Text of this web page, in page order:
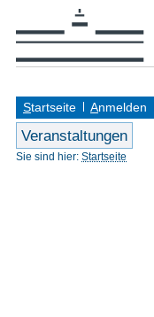
Startseite Anmelden
Veranstaltungen
Sie sind hier: Startseite